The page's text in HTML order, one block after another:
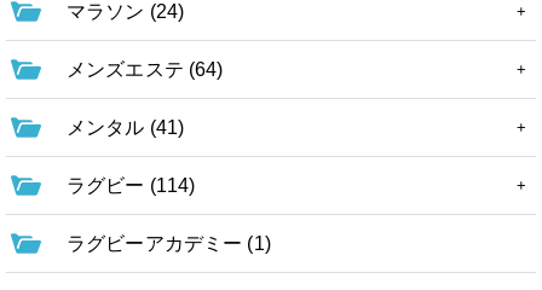
マラソン (24)
メンズエステ (64)
メンタル (41)
ラグビー (114)
ラグビーアカデミー (1)